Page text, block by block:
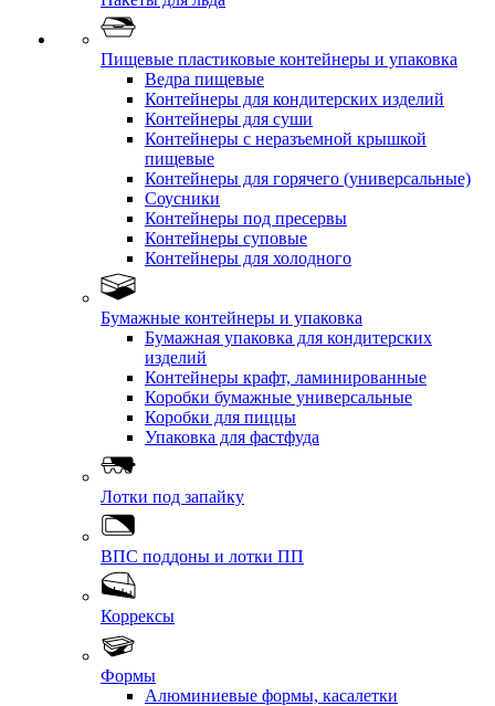
Пищевые пластиковые контейнеры и упаковка
Ведра пищевые
Контейнеры для кондитерских изделий
Контейнеры для суши
Контейнеры с неразъемной крышкой
пищевые
Контейнеры для горячего (универсальные)
Соусники
Контейнеры под пресервы
Контейнеры суповые
Контейнеры для холодного
Бумажные контейнеры и упаковка
Бумажная упаковка для кондитерских
изделий
Контейнеры крафт, ламинированные
Коробки бумажные универсальные
Коробки для пиццы
Упаковка для фастфуда
Лотки под запайку
ВПС поддоны и лотки ПП
Коррексы
Формы
Алюминиевые формы, касалетки